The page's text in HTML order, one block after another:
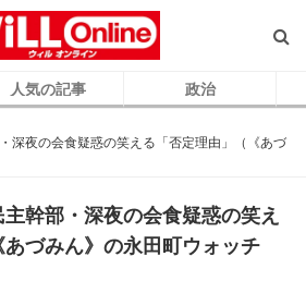
人気の記事 政治
深夜の会食疑惑の笑える「否定理由」（《あづ
主幹部・深夜の会食疑惑の笑え
づみん》の永田町ウォッチ